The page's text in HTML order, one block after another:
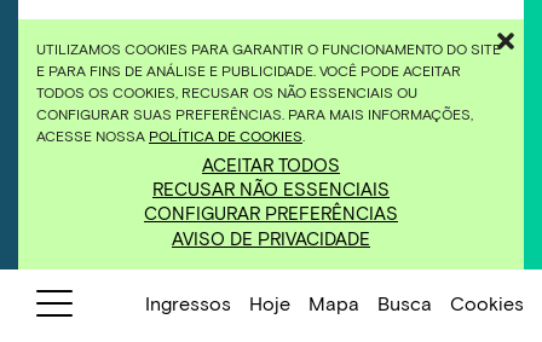
UTILIZAMOS COOKIES PARA GARANTIR O FUNCIONAMENTO DO SITE
E PARA FINS DE ANÁLISE E PUBLICIDADE. VOCÊ PODE ACEITAR
TODOS OS COOKIES, RECUSAR OS NÃO ESSENCIAIS OU
CONFIGURAR SUAS PREFERÊNCIAS. PARA MAIS INFORMAÇÕES,
ACESSE NOSSA POLÍTICA DE COOKIES
ACEITAR TODOS
RECUSAR NÃO ESSENCIAIS
CONFIGURAR PREFERÊNCIAS
AVISO DE PRIVACIDADE
ALIMENTAÇÃO
Ingressos Hoje Mapa Busca Cookies